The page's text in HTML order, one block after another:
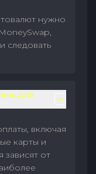
нужно
следовать
для
включая
карты и
зависят от